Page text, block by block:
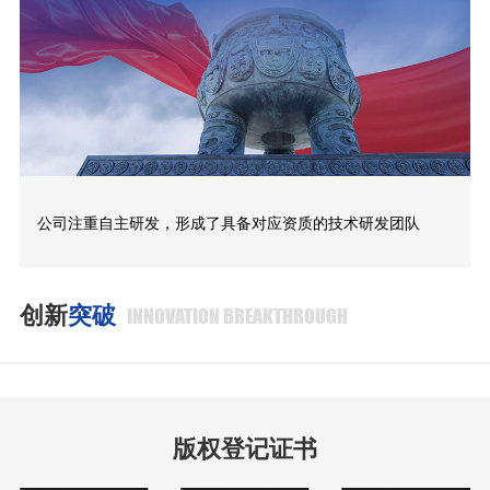
公司注重自主研发，形成了具备对应资质的技术研发团队
创新突破 INNOVATION BREAKTHROUGH
版权登记证书